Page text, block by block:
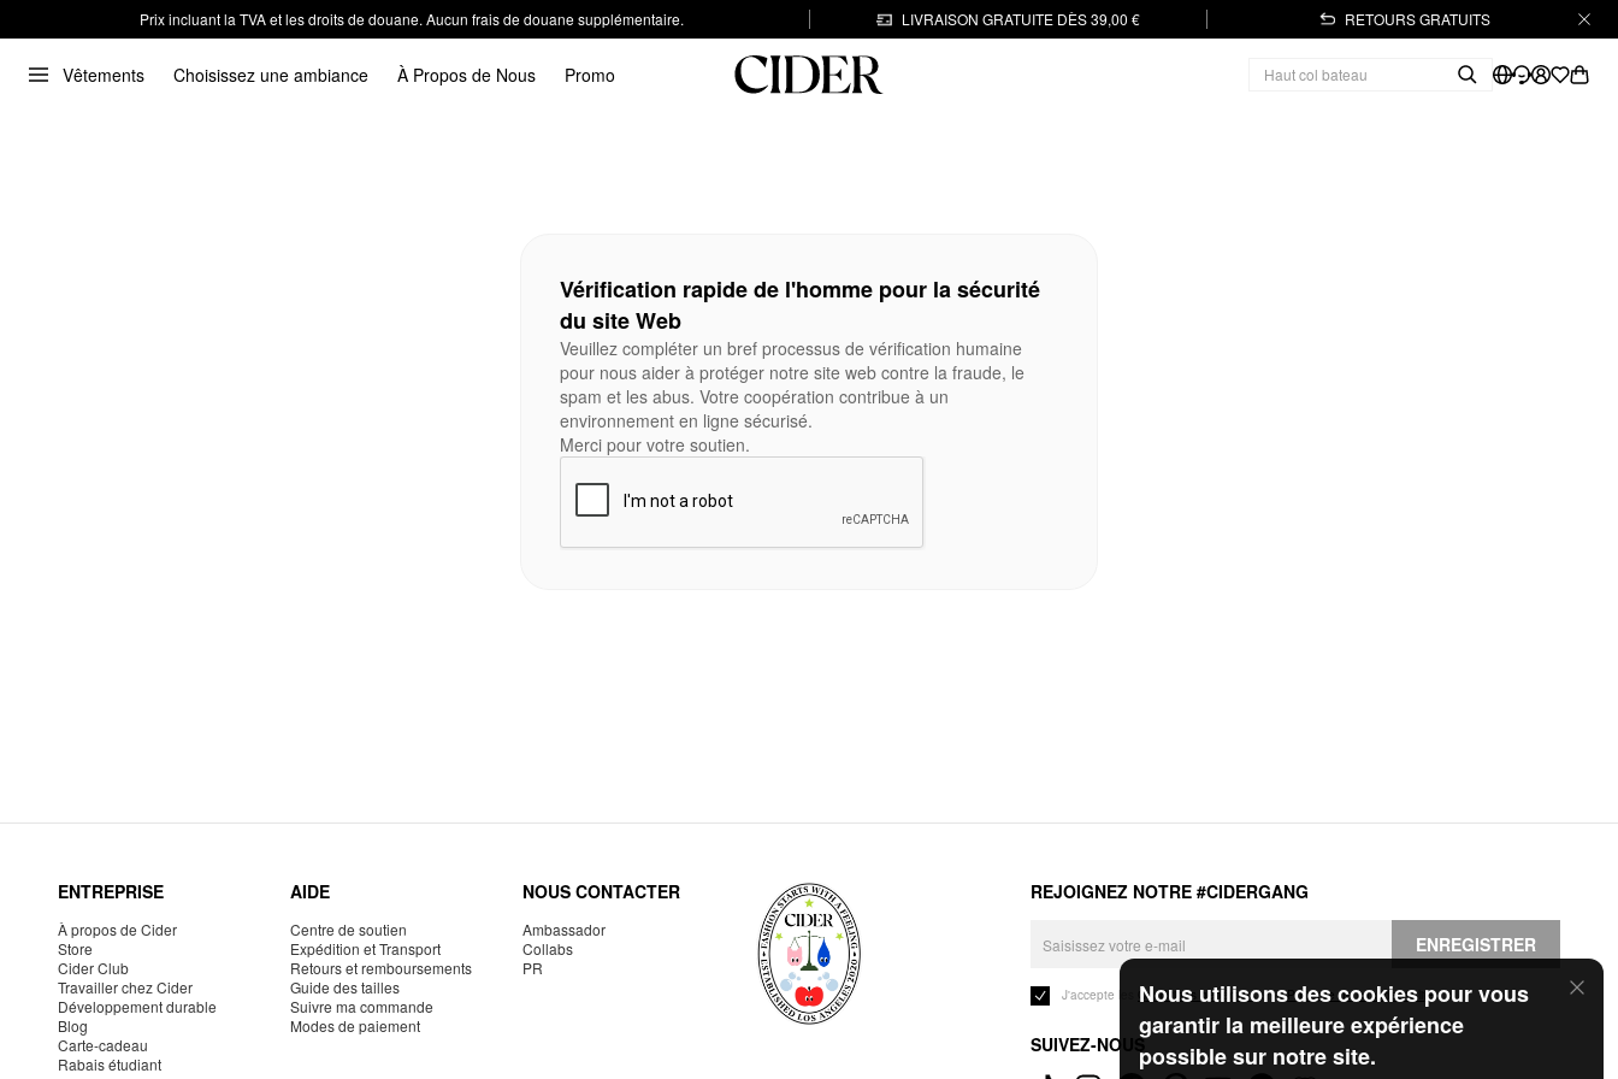
Prix incluant la TVA et les droits de douane. Aucun frais de douane supplémentaire. LIVRAISON GRATUITE DÈS 39,00 € RETOURS GRATUITS
Vêtements Choisissez une ambiance À Propos de Nous Promo
Nous utilisons des cookies pour vous
garantir la meilleure expérience
possible sur notre site.
Vérification rapide de l'homme pour la sécurité
du site Web
Veuillez compléter un bref processus de vérification humaine
pour nous aider à protéger notre site web contre la fraude, le
spam et les abus. Votre coopération contribue à un
environnement en ligne sécurisé.
Merci pour votre soutien.
ENTREPRISE
À propos de Cider
Store
Cider Club
Travailler chez Cider
Développement durable
Blog
Carte-cadeau
Rabais étudiant
AIDE
Centre de soutien
Expédition et Transport
Retours et remboursements
Guide des tailles
Suivre ma commande
Modes de paiement
NOUS CONTACTER
Ambassador
Collabs
PR
REJOIGNEZ NOTRE #CIDERGANG
ENREGISTRER
J'accepte les Conditions généraleset laPolitique de confidentialité.
SUIVEZ-NOUS